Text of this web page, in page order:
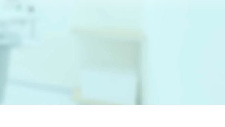
虫歯治療